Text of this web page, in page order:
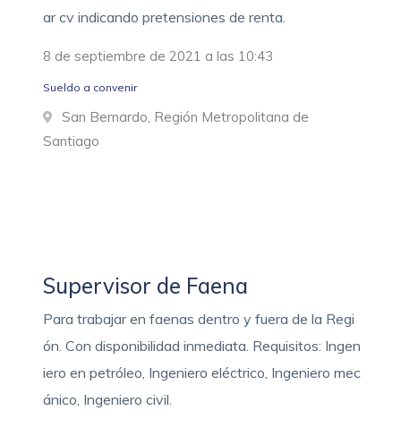
ar cv indicando pretensiones de renta.
8 de septiembre de 2021 a las 10:43
Sueldo a convenir
San Bernardo, Región Metropolitana de
Santiago
Supervisor de Faena
Para trabajar en faenas dentro y fuera de la Regi
ón. Con disponibilidad inmediata. Requisitos: Ingen
iero en petróleo, Ingeniero eléctrico, Ingeniero mec
ánico, Ingeniero civil.